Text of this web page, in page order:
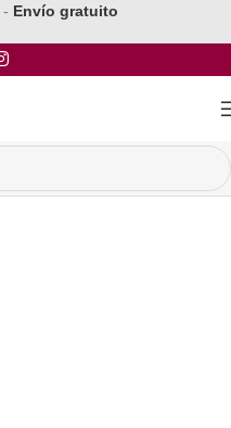
- Envío gratuito